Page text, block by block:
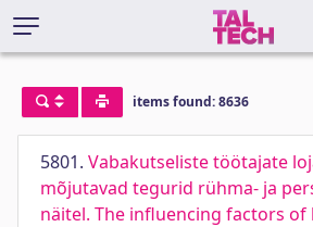
items found: 8636
5801. Vabakutseliste töötajate
mõjutavad tegurid rühma- ja
näitel. The influencing factors of